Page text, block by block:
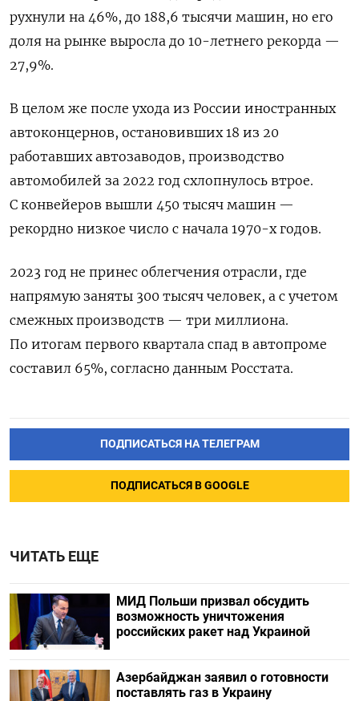
рухнули на 46%, до 188,6 тысячи машин, но его
доля на рынке выросла до 10-летнего рекорда —
27,9%.
В целом же после ухода из России иностранных
автоконцернов, остановивших 18 из 20
работавших автозаводов, производство
автомобилей за 2022 год схлопнулось втрое.
С конвейеров вышли 450 тысяч машин —
рекордно низкое число с начала 1970-х годов.
2023 год не принес облегчения отрасли, где
напрямую заняты 300 тысяч человек, а с учетом
смежных производств — три миллиона.
По итогам первого квартала спад в автопроме
составил 65%, согласно данным Росстата.
ПОДПИСАТЬСЯ НА ТЕЛЕГРАМ
ПОДПИСАТЬСЯ В GOOGLE
ЧИТАТЬ ЕЩЕ
МИД Польши призвал обсудить
возможность уничтожения
российских ракет над Украиной
Азербайджан заявил о готовности
поставлять газ в Украину